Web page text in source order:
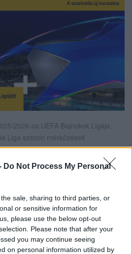
Do Not Process My Personal
sale, sharing to third parties, or
or sensitive information for
please use the below opt-out
Please note that after your
you may continue seeing
on personal information utilized by
2026-os UEFA Bajnokok Ligája,
Liga szezon mérkőzéseit
!